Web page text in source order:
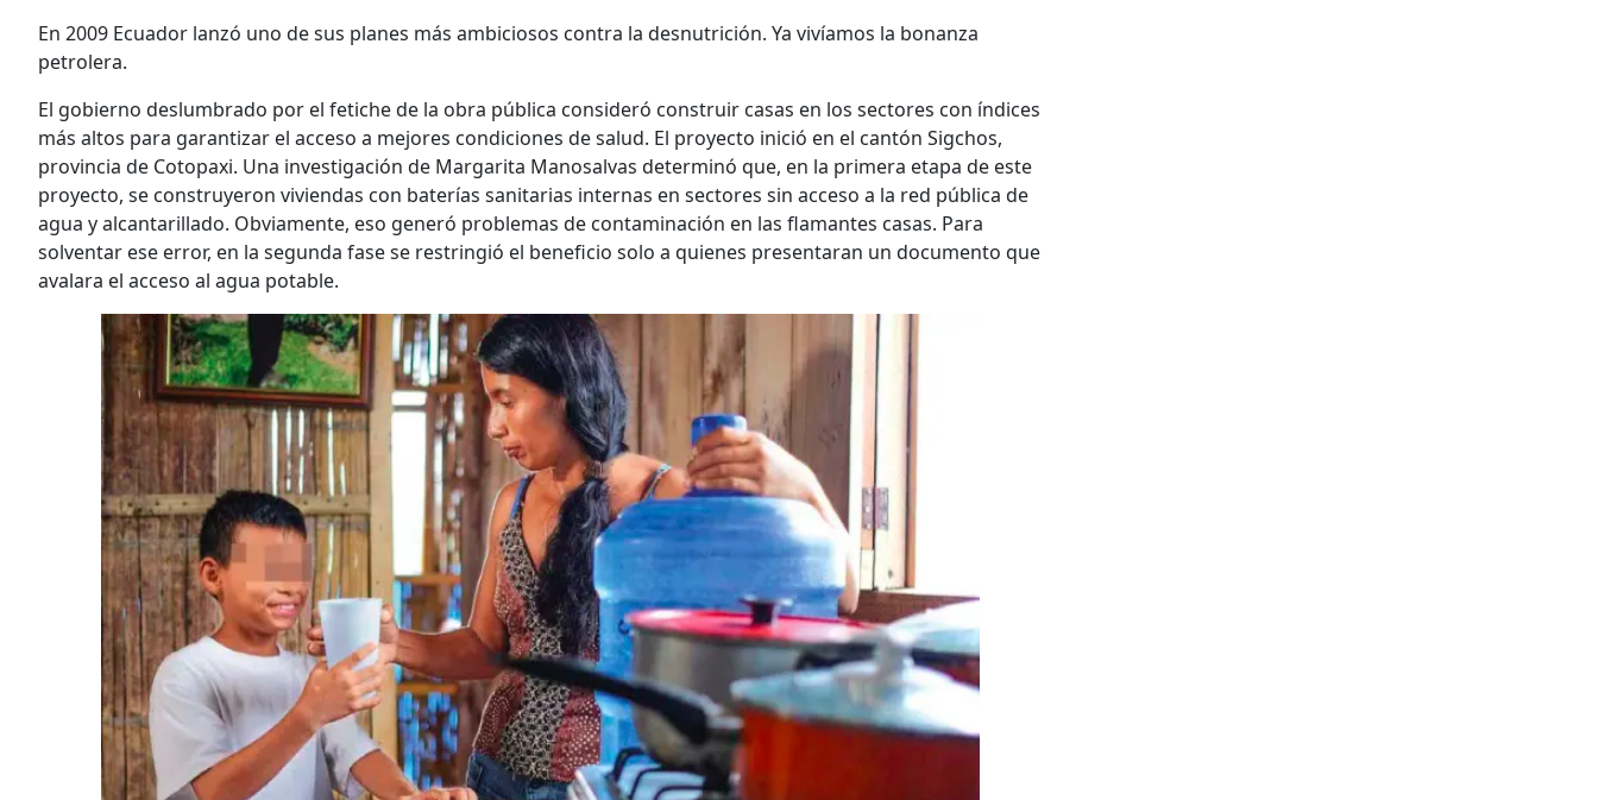
En 2009 Ecuador lanzó uno de sus planes más ambiciosos contra la desnutrición. Ya vivíamos la bonanza
petrolera.
El gobierno deslumbrado por el fetiche de la obra pública consideró construir casas en los sectores con índices
más altos para garantizar el acceso a mejores condiciones de salud. El proyecto inició en el cantón Sigchos,
provincia de Cotopaxi. Una investigación de Margarita Manosalvas determinó que, en la primera etapa de este
proyecto, se construyeron viviendas con baterías sanitarias internas en sectores sin acceso a la red pública de
agua y alcantarillado. Obviamente, eso generó problemas de contaminación en las flamantes casas. Para
solventar ese error, en la segunda fase se restringió el beneficio solo a quienes presentaran un documento que
avalara el acceso al agua potable.